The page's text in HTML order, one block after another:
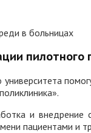
университета
и
пациентами и